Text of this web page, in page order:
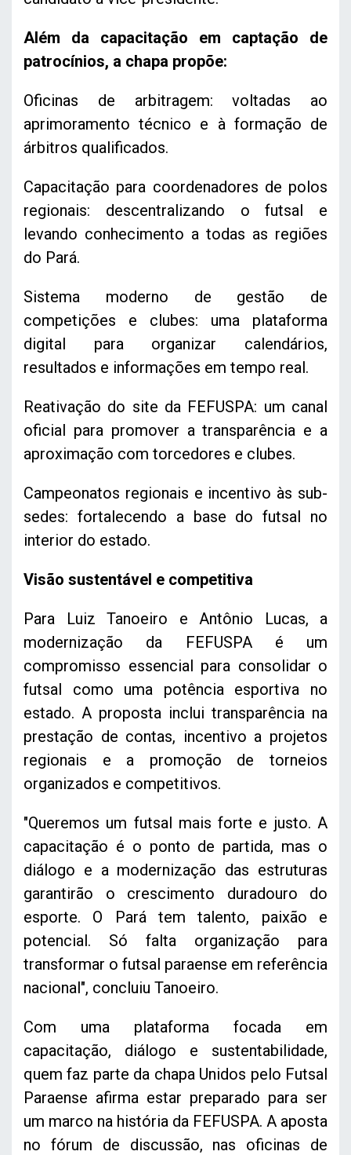
Além da capacitação em captação de
patrocínios, a chapa propõe:
Oficinas de arbitragem: voltadas ao
aprimoramento técnico e à formação de
árbitros qualificados.
Capacitação para coordenadores de polos
regionais: descentralizando o futsal e
levando conhecimento a todas as regiões
do Pará.
Sistema moderno de gestão de
competições e clubes: uma plataforma
digital para organizar calendários,
resultados e informações em tempo real.
Reativação do site da FEFUSPA: um canal
oficial para promover a transparência e a
aproximação com torcedores e clubes.
Campeonatos regionais e incentivo às sub-
sedes: fortalecendo a base do futsal no
interior do estado.
Visão sustentável e competitiva
Para Luiz Tanoeiro e Antônio Lucas, a
modernização da FEFUSPA é um
compromisso essencial para consolidar o
futsal como uma potência esportiva no
estado. A proposta inclui transparência na
prestação de contas, incentivo a projetos
regionais e a promoção de torneios
organizados e competitivos.
"Queremos um futsal mais forte e justo. A
capacitação é o ponto de partida, mas o
diálogo e a modernização das estruturas
garantirão o crescimento duradouro do
esporte. O Pará tem talento, paixão e
potencial. Só falta organização para
transformar o futsal paraense em referência
nacional", concluiu Tanoeiro.
Com uma plataforma focada em
capacitação, diálogo e sustentabilidade,
quem faz parte da chapa Unidos pelo Futsal
Paraense afirma estar preparado para ser
um marco na história da FEFUSPA. A aposta
no fórum de discussão, nas oficinas de